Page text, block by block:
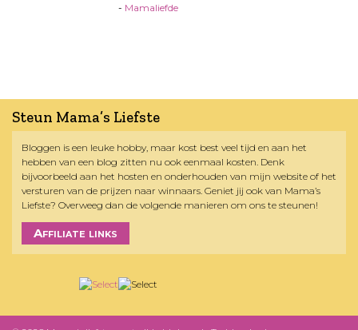
- Mamaliefde
Steun Mama’s Liefste
Bloggen is een leuke hobby, maar kost best veel tijd en aan het
hebben van een blog zitten nu ook eenmaal kosten. Denk
bijvoorbeeld aan het hosten en onderhouden van mijn website of het
versturen van de prijzen naar winnaars. Geniet jij ook van Mama’s
Liefste? Overweeg dan de volgende manieren om ons te steunen!
Affiliate links